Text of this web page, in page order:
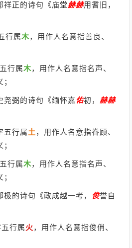
正的诗句《庙堂赫赫用耆旧，
行属木，用作人名意指善良、
行属木，用作人名意指名声、
弼的诗句《缅怀嘉 佑初， 赫赫
五行属土，用作人名意指眷顾、
行属木，用作人名意指名声、
的诗句《政成越一考， 俊誉自
行属火，用作人名意指俊俏、